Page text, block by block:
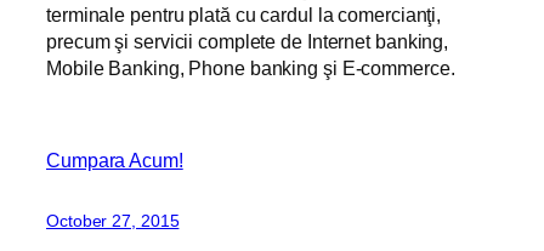
terminale pentru plată cu cardul la comercianţi,
precum şi servicii complete de Internet banking,
Mobile Banking, Phone banking şi E-commerce.
Cumpara Acum!
October 27, 2015